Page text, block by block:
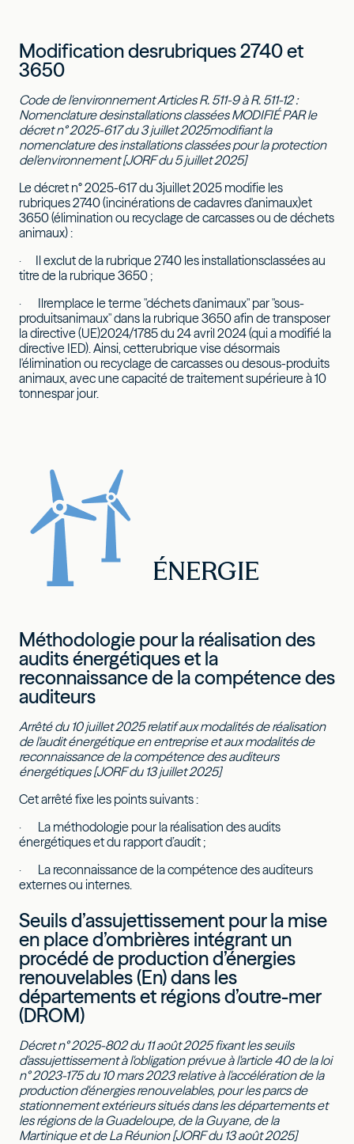
Modification desrubriques 2740 et
3650
Code de l'environnement Articles R. 511-9 à R. 511-12 :
Nomenclature desinstallations classées MODIFIÉ PAR le
décret n° 2025-617 du 3 juillet 2025modifiant la
nomenclature des installations classées pour la protection
del'environnement [JORF du 5 juillet 2025]
Le décret n° 2025-617 du 3juillet 2025 modifie les
rubriques 2740 (incinérations de cadavres d'animaux)et
3650 (élimination ou recyclage de carcasses ou de déchets
animaux) :
· Il exclut de la rubrique 2740 les installationsclassées au
titre de la rubrique 3650 ;
· Ilremplace le terme "déchets d'animaux" par "sous-
produitsanimaux" dans la rubrique 3650 afin de transposer
la directive (UE)2024/1785 du 24 avril 2024 (qui a modifié la
directive IED). Ainsi, cetterubrique vise désormais
l'élimination ou recyclage de carcasses ou desous-produits
animaux, avec une capacité de traitement supérieure à 10
tonnespar jour.
ÉNERGIE
Méthodologie pour la réalisation des
audits énergétiques et la
reconnaissance de la compétence des
auditeurs
Arrêté du 10 juillet 2025 relatif aux modalités de réalisation
de l'audit énergétique en entreprise et aux modalités de
reconnaissance de la compétence des auditeurs
énergétiques [JORF du 13 juillet 2025]
Cet arrêté fixe les points suivants :
· La méthodologie pour la réalisation des audits
énergétiques et du rapport d’audit ;
· La reconnaissance de la compétence des auditeurs
externes ou internes.
Seuils d’assujettissement pour la mise
en place d’ombrières intégrant un
procédé de production d’énergies
renouvelables (En) dans les
départements et régions d’outre-mer
(DROM)
Décret n° 2025-802 du 11 août 2025 fixant les seuils
d'assujettissement à l'obligation prévue à l'article 40 de la loi
n° 2023-175 du 10 mars 2023 relative à l'accélération de la
production d'énergies renouvelables, pour les parcs de
stationnement extérieurs situés dans les départements et
les régions de la Guadeloupe, de la Guyane, de la
Martinique et de La Réunion [JORF du 13 août 2025]